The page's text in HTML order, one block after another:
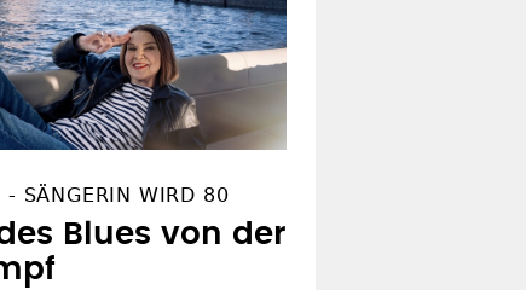
- SÄNGERIN WIRD 80
Blues von der